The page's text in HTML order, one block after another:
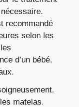
recommandé
selon les
d’un bébé,
matelas.